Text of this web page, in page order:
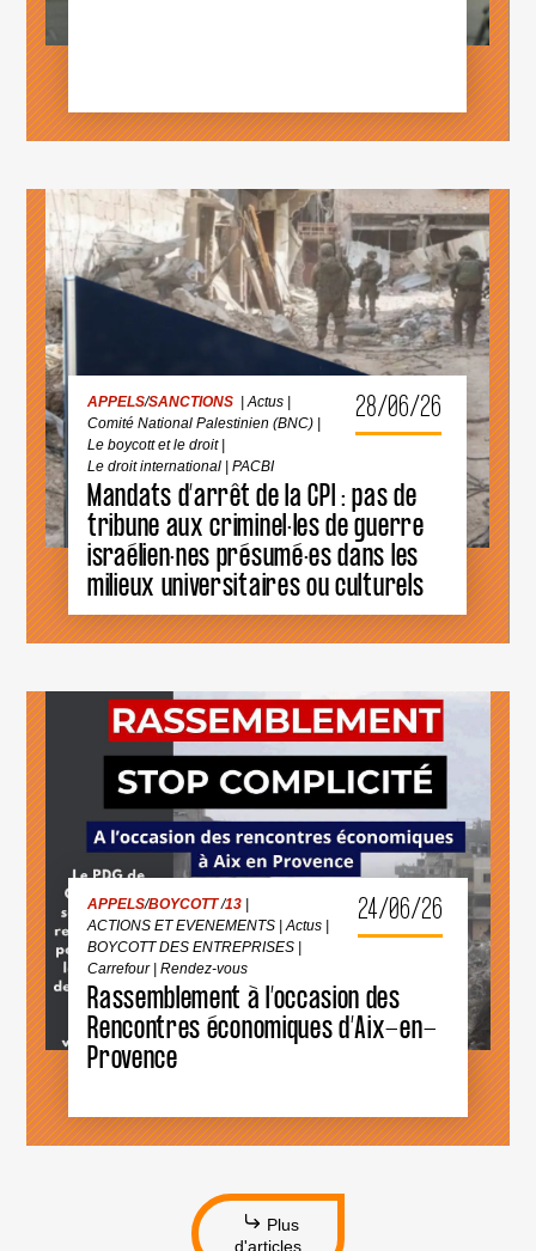
28/06/26
APPELS/SANCTIONS |Actus
Comité National Palestinien (BNC)
Le boycott et le droit|
Le droit international |PACBI
Mandats d’arrêt de la CPI : pas de
tribune aux criminel·les de guerre
israélien·nes présumé·es dans les
milieux universitaires ou culturels
APPELS/ SANCTIONS |Actus|
Comité National Palestinien (BNC)|
Le boycott et le droit
|Le droit international|
PACBI
MANDATS
D’ARRÊT
DE
LA
CPI
:
PAS
DE
CRIMINEL·LES
DE
GUERRE
ISRAÉLIEN·NES
PRÉSUMÉ·ES
DANS
LES
MILIEUX
UNIVERSITAIRES
OU
CULTURELS
24/06/26
APPELS/BOYCOTT /13
ACTIONS ET EVENEMENTS |Actus
BOYCOTT DES ENTREPRISES
Carrefour|Rendez-vous
Rassemblement à l’occasion des
Rencontres économiques d’Aix-en-
Provence
APPELS/BOYCOTT /13 |
ACTIONS ET EVENEMENTS| Actus|
Rendez-vous
RASSEMBLEMENT
À
L’OCCASION
EN-
PROVENCE
Plus
d'articles